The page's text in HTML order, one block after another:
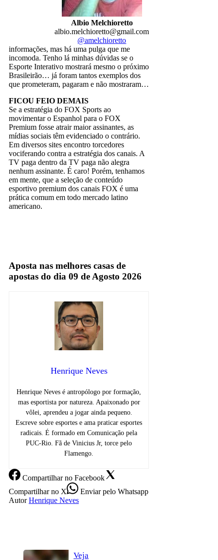
Albio Melchioretto
albio.melchioretto@gmail.com
@amelchioretto
informações, mas há uma pulga que me
incomoda. Tenho lá minhas dúvidas se o
Esporte Interativo mostrará mesmo o próximo
Brasileirão… já foram tantos exemplos dos
que prometeram, pagaram e não mostraram…
FICOU FEIO DEMAIS
Se a estratégia do FOX Sports ao
movimentar o Espanhol para o FOX
Premium fosse atrair maior assinantes, as
mídias sociais têm evidenciado o contrário.
Em diversos sites encontro torcedores
vociferando contra a estratégia dos canais. A
TV paga dentro da TV paga não alegra
nenhum assinante. É caro! Porém, tenhamos
em mente, que a seleção de conteúdo
esportivo premium dos canais FOX é uma
prática comum em todo mercado latino
americano.
Aposta nas melhores casas de
apostas do dia 09 de Agosto 2026
Henrique Neves
Henrique Neves é antropólogo por formação,
mas esportista por natureza. Apaixonado por
vôlei, aprendeu a jogar ainda pequeno.
Escreve sobre esportes e ama praticar esportes
radicais. É formado em Comunicação pela
PUC-Rio. Fã de Vinicius Jr, torce pelo
Flamengo.
Compartilharno Facebook
Compartilharno X Enviarpelo Whatsapp
Autor Henrique Neves
Veja